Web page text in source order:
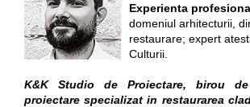
Experienta
domeniul arhitecturii,
restaurare; expert
Culturii.
K&K Studio de Proiectare, birou
proiectare specializat in restaurarea